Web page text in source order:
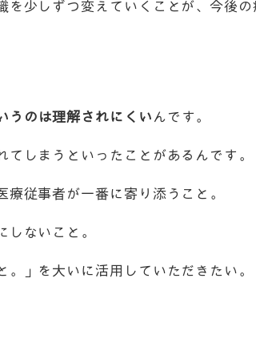
を少しずつ変えていくことが、今後
うのは理解されにくい んです。
てしまうといったことがあるんです。
療従事者が一番に寄り添うこと。
しないこと。
。」を大いに活用していただきたい。